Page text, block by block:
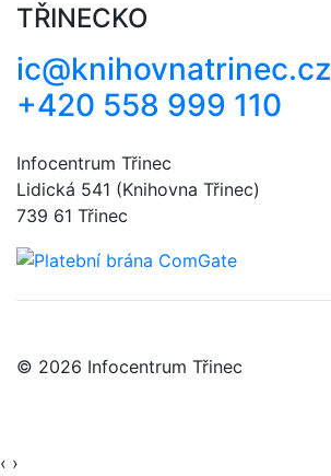
TŘINECKO
ic@knihovnatrinec.cz
+420 558 999 110
Infocentrum Třinec
Lidická 541 (Knihovna Třinec)
739 61 Třinec
© 2026 Infocentrum Třinec
‹ ›